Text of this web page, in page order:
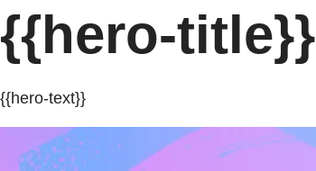
{{hero-title}}
{{hero-text}}